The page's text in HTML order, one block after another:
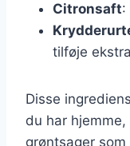
Citronsaft:
tilføje
Disse
du har
grøntsager